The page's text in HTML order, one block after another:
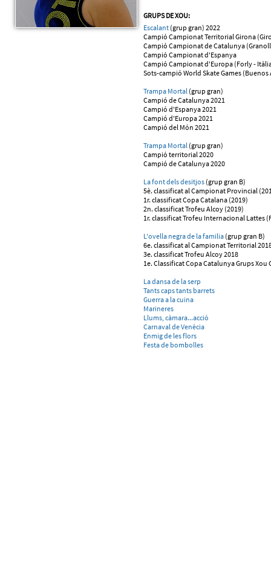
GRUPS DE XOU:
Escalant(grup gran) 2022
Campió Campionat Territorial Girona
Campió Campionat de Catalunya
Campió Campionat d'Espanya
Campió Campionat d'Europa (Forly -
Sots-campió World Skate Games
Trampa Mortal(grup gran)
Campió de Catalunya 2021
Campió d'Espanya 2021
Campió d'Europa 2021
Campió del Món 2021
Trampa Mortal(grup gran)
Campió territorial 2020
Campió de Catalunya 2020
La font dels desitjos(grup gran B)
5è. classificat al Campionat Provincial
1r. classificat Copa Catalana (2019)
2n. classificat Trofeu Alcoy (2019)
1r. classificat Trofeu Internacional Lattes
L'ovella negra de la familia (grup gran B)
6e. classificat al Campionat Territorial
3e. classificat Trofeu Alcoy 2018
1e. Classificat Copa Catalunya Grups Xou
La dansa de la serp
Tants caps tants barrets
Guerra a la cuina
Marineres
Llums, càmara...acció
Carnaval de Venècia
Enmig de les flors
Festa de bombolles